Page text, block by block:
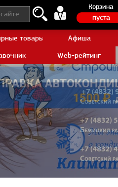
Корзина
пуста
товары AliexpressАфиша
Web-рейтинг